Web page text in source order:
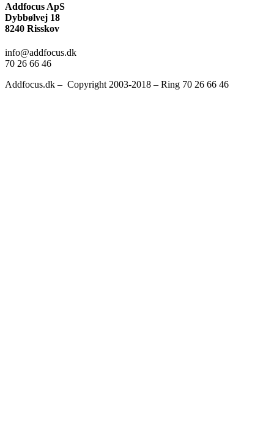
Addfocus ApS
Dybbølvej 18
8240 Risskov
info@addfocus.dk
70 26 66 46
Addfocus.dk – Copyright 2003-2018 – Ring 70 26 66 46